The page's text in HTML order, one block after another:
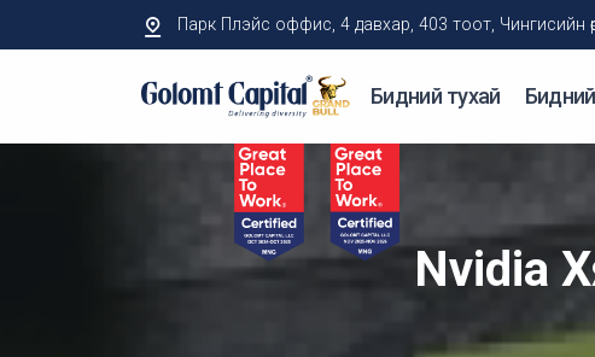
Парк Плэйс оффис, 4 давхар, 403 тоот, Чингисийн
Бидний тухай Бидний
Nvidia